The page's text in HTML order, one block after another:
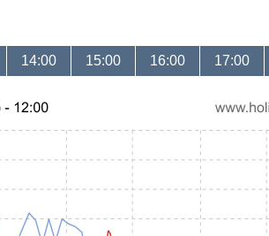
14:00 15:00 16:00 17:00